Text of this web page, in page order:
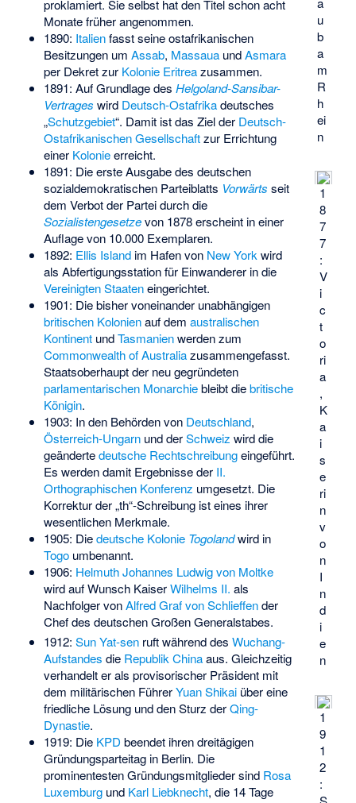
u
b
a
m
R
h
ei
n
1
8
7
7
:
V
i
c
t
o
ri
a
,
K
a
i
s
e
ri
n
v
o
n
I
n
d
i
e
n
proklamiert. Sie selbst hat den Titel schon acht
Monate früher angenommen.
1890: Italienfasst seine ostafrikanischen
Besitzungen um Assab, MassauaundAsmara
per Dekret zur Kolonie Eritreazusammen.
1891: Auf Grundlage des Helgoland-Sansibar-
Vertrages wird Deutsch-Ostafrikadeutsches
„Schutzgebiet“. Damit ist das Ziel der Deutsch-
Ostafrikanischen Gesellschaftzur Errichtung
einer Kolonieerreicht.
1891: Die erste Ausgabe des deutschen
sozialdemokratischen Parteiblatts Vorwärts seit
dem Verbot der Partei durch die
Sozialistengesetzevon 1878 erscheint in einer
Auflage von 10.000 Exemplaren.
1892: Ellis Islandim Hafen von New York wird
als Abfertigungsstation für Einwanderer in die
Vereinigten Staateneingerichtet.
1901: Die bisher voneinander unabhängigen
britischen Kolonienauf dem australischen
KontinentundTasmanienwerden zum
Commonwealth of Australiazusammengefasst.
Staatsoberhaupt der neu gegründeten
parlamentarischen Monarchiebleibt diebritische
Königin.
1903: In den Behörden von Deutschland,
Österreich-Ungarnund derSchweiz wird die
geändertedeutsche Rechtschreibungeingeführt.
Es werden damit Ergebnisse der II.
Orthographischen Konferenz umgesetzt. Die
Korrektur der „th“-Schreibung ist eines ihrer
wesentlichen Merkmale.
1905: Diedeutsche Kolonie Togolandwird in
Togoumbenannt.
1906: Helmuth Johannes Ludwig von Moltke
wird auf Wunsch KaiserWilhelms II. als
Nachfolger vonAlfred Graf von Schlieffender
Chef des deutschen Großen Generalstabes.
1
9
1
2
:
1912: Sun Yat-senruft während des Wuchang-
Aufstandes die Republik Chinaaus. Gleichzeitig
verhandelt er als provisorischer Präsident mit
dem militärischen FührerYuan Shikaiüber eine
friedliche Lösung und den Sturz derQing-
Dynastie.
1919: Die KPD beendet ihren dreitägigen
Gründungsparteitag in Berlin. Die
prominentesten Gründungsmitglieder sind Rosa
Luxemburgund Karl Liebknecht, die 14 Tage